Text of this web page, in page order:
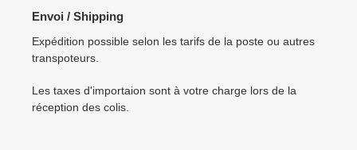
Envoi / Shipping
Expédition possible selon les tarifs de la poste ou autres
transpoteurs.
Les taxes d'importaion sont à votre charge lors de la
réception des colis.